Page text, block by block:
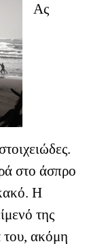
Ας
στο άσπρο
Η
της
του, ακόμη